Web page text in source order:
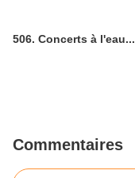
506. Concerts à l'eau...
Commentaires